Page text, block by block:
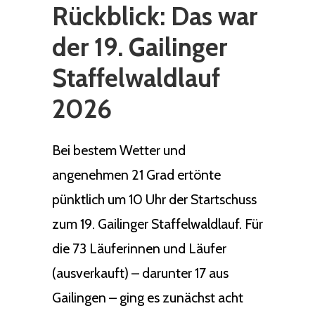
Rückblick: Das war
der 19. Gailinger
Staffelwaldlauf
2026
Bei bestem Wetter und
angenehmen 21 Grad ertönte
pünktlich um 10 Uhr der Startschuss
zum 19. Gailinger Staffelwaldlauf. Für
die 73 Läuferinnen und Läufer
(ausverkauft) – darunter 17 aus
Gailingen – ging es zunächst acht